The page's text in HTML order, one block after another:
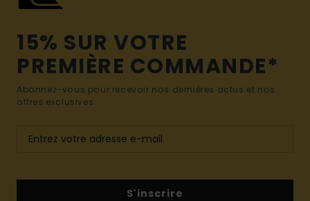
15% SUR VOTRE
PREMIÈRE COMMANDE*
Abonnez-vous pour recevoir nos dernières actus et nos
offres exclusives.
S'inscrire